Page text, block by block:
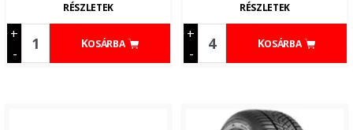
+
-
KOSÁRBA
RÉSZLETEK
+
-
KOSÁRBA
RÉSZLETEK